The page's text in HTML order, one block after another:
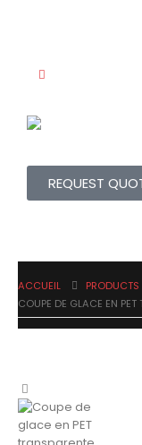
REQUEST
ACCUEIL PRODUCTS
COUPE DE GLACE EN PET